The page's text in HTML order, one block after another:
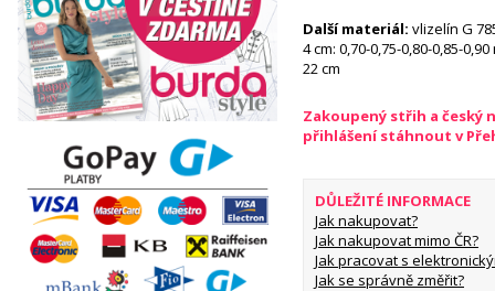
Další materiál: vlizelín G
4 cm: 0,70-0,75-0,80-0,85-
22 cm
Zakoupený střih a český
přihlášení stáhnout v
DŮLEŽITÉ INFORMACE
Jak nakupovat?
Jak nakupovat mimo ČR?
Jak pracovat s
Jak se správně změřit?